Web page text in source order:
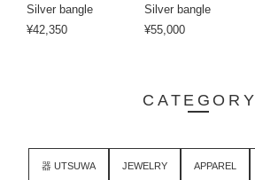
Silver bangle
¥42,350
Silver bangle
¥55,000
CATEGORY
器 UTSUWA JEWELRY APPAREL